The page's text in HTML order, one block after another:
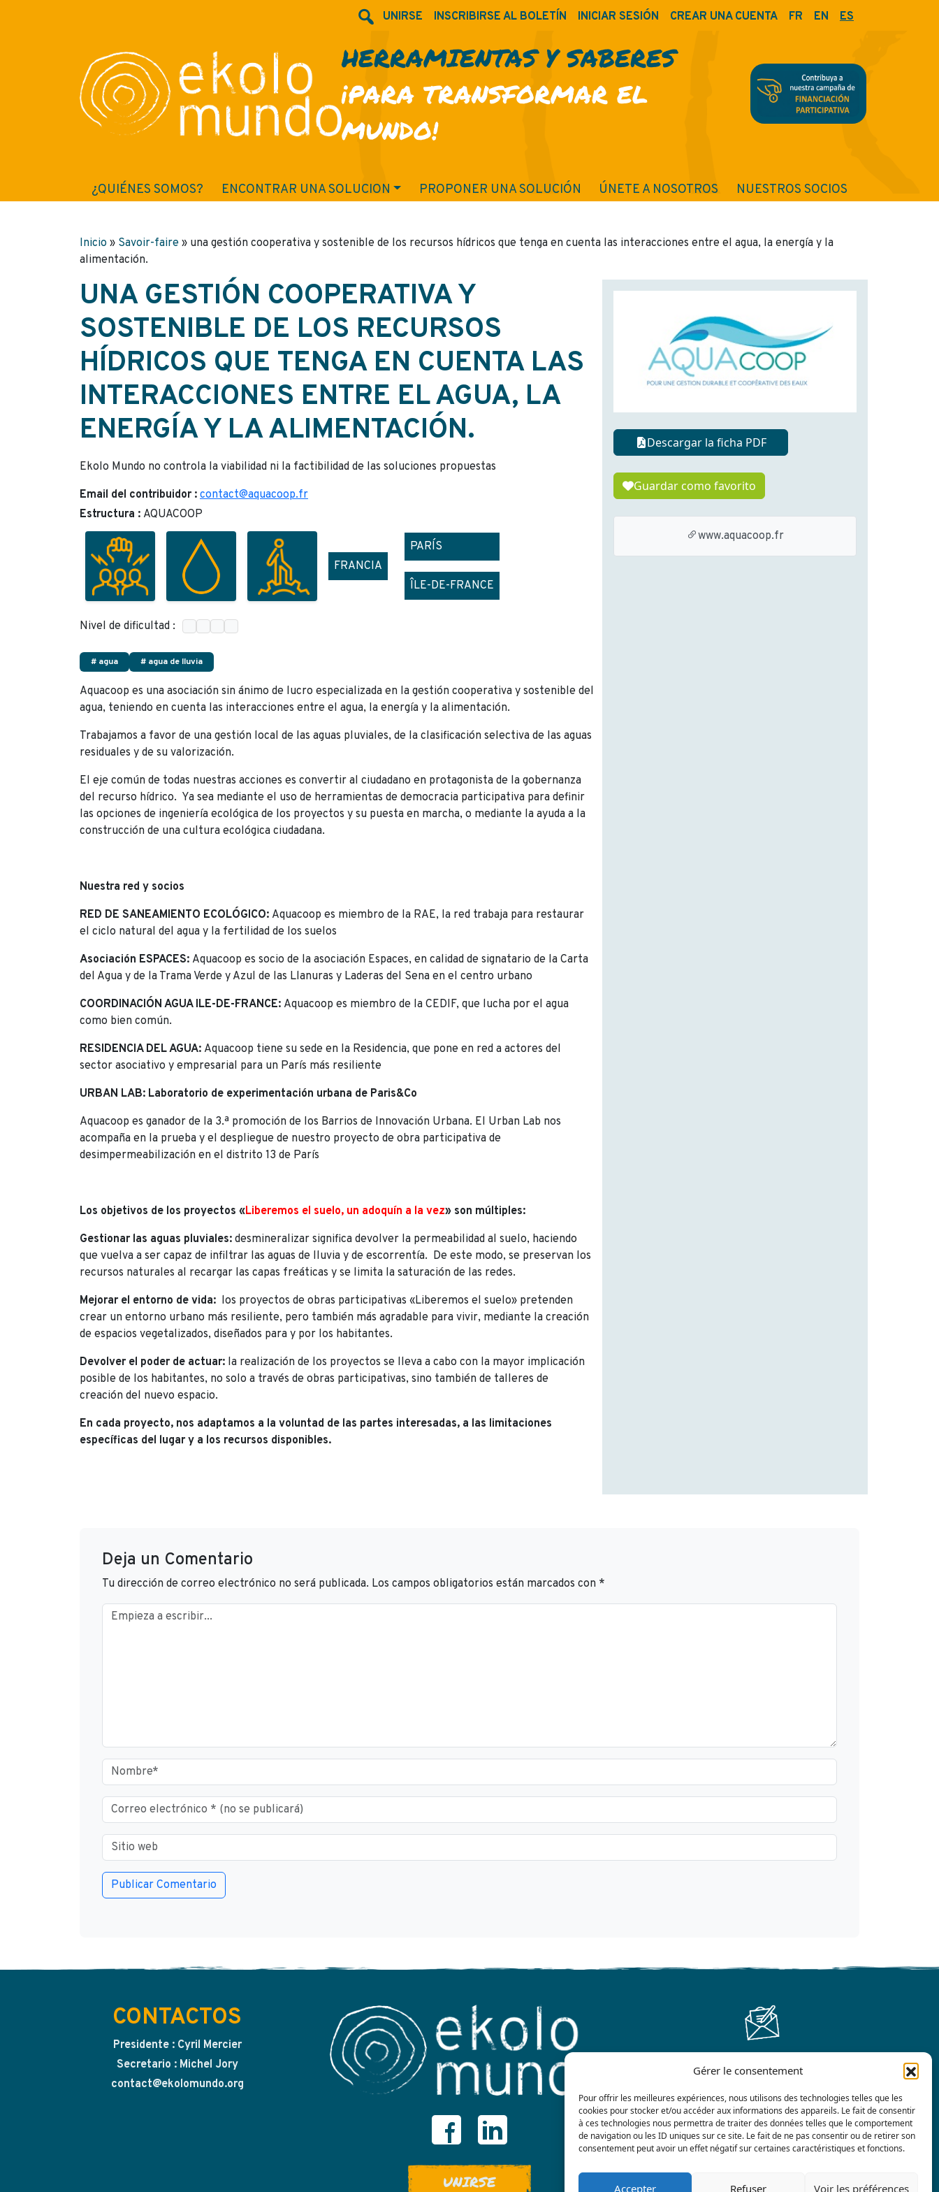
Gérer le consentement
Pour offrir les meilleures expériences, nous utilisons des technologies telles que les
cookies pour stocker et/ou accéder aux informations des appareils. Le fait de consentir
à ces technologies nous permettra de traiter des données telles que le comportement
de navigation ou les ID uniques sur ce site. Le fait de ne pas consentir ou de retirer son
consentement peut avoir un effet négatif sur certaines caractéristiques et fonctions.
Accepter Refuser Voir les préférences
UNIRSE INSCRIBIRSE AL BOLETÍN INICIAR SESIÓN CREAR UNA CUENTA FR EN ES
HERRAMIENTAS Y SABERES
¡PARA TRANSFORMAR EL
MUNDO!
¿QUIÉNES SOMOS? ENCONTRAR UNA SOLUCION PROPONER UNA SOLUCIÓN ÚNETE A NOSOTROS NUESTROS SOCIOS
Inicio » Savoir-faire » una gestión cooperativa y sostenible de los recursos hídricos que tenga en cuenta las interacciones entre el agua, la energía y la
alimentación.
UNA GESTIÓN COOPERATIVA Y
SOSTENIBLE DE LOS RECURSOS
HÍDRICOS QUE TENGA EN CUENTA LAS
INTERACCIONES ENTRE EL AGUA, LA
ENERGÍA Y LA ALIMENTACIÓN.
Ekolo Mundo no controla la viabilidad ni la factibilidad de las soluciones propuestas
Email del contribuidor : contact@aquacoop.fr
Estructura : AQUACOOP
FRANCIA
PARÍS
ÎLE-DE-FRANCE
Nivel de dificultad :
# agua # agua de lluvia
Aquacoop es una asociación sin ánimo de lucro especializada en la gestión cooperativa y sostenible del
agua, teniendo en cuenta las interacciones entre el agua, la energía y la alimentación.
Trabajamos a favor de una gestión local de las aguas pluviales, de la clasificación selectiva de las aguas
residuales y de su valorización.
El eje común de todas nuestras acciones es convertir al ciudadano en protagonista de la gobernanza
del recurso hídrico. Ya sea mediante el uso de herramientas de democracia participativa para definir
las opciones de ingeniería ecológica de los proyectos y su puesta en marcha, o mediante la ayuda a la
construcción de una cultura ecológica ciudadana.
Nuestra red y socios
RED DE SANEAMIENTO ECOLÓGICO: Aquacoop es miembro de la RAE, la red trabaja para restaurar
el ciclo natural del agua y la fertilidad de los suelos
Asociación ESPACES: Aquacoop es socio de la asociación Espaces, en calidad de signatario de la Carta
del Agua y de la Trama Verde y Azul de las Llanuras y Laderas del Sena en el centro urbano
COORDINACIÓN AGUA ILE-DE-FRANCE: Aquacoop es miembro de la CEDIF, que lucha por el agua
como bien común.
RESIDENCIA DEL AGUA: Aquacoop tiene su sede en la Residencia, que pone en red a actores del
sector asociativo y empresarial para un París más resiliente
URBAN LAB: Laboratorio de experimentación urbana de Paris&Co
Aquacoop es ganador de la 3.ª promoción de los Barrios de Innovación Urbana. El Urban Lab nos
acompaña en la prueba y el despliegue de nuestro proyecto de obra participativa de
desimpermeabilización en el distrito 13 de París
Los objetivos de los proyectos «Liberemos el suelo, un adoquín a la vez» son múltiples:
Gestionar las aguas pluviales: desmineralizar significa devolver la permeabilidad al suelo, haciendo
que vuelva a ser capaz de infiltrar las aguas de lluvia y de escorrentía. De este modo, se preservan los
recursos naturales al recargar las capas freáticas y se limita la saturación de las redes.
Mejorar el entorno de vida: los proyectos de obras participativas «Liberemos el suelo» pretenden
crear un entorno urbano más resiliente, pero también más agradable para vivir, mediante la creación
de espacios vegetalizados, diseñados para y por los habitantes.
Devolver el poder de actuar: la realización de los proyectos se lleva a cabo con la mayor implicación
posible de los habitantes, no solo a través de obras participativas, sino también de talleres de
creación del nuevo espacio.
En cada proyecto, nos adaptamos a la voluntad de las partes interesadas, a las limitaciones
específicas del lugar y a los recursos disponibles.
Descargar la ficha PDF
Guardar como favorito
www.aquacoop.fr
Deja un Comentario
Tu dirección de correo electrónico no será publicada. Los campos obligatorios están marcados con *
CONTACTOS
Presidente : Cyril Mercier
Secretario : Michel Jory
contact@ekolomundo.org
UNIRSE
Contáctenos